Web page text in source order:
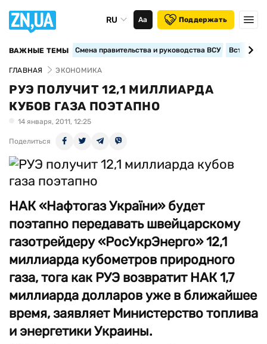
RU Аа Поддержать
ВАЖНЫЕ ТЕМЫ Смена правительства и руководства ВСУ
ГЛАВНАЯ ЭКОНОМИКА
РУЭ ПОЛУЧИТ 12,1 МИЛЛИАРДА
КУБОВ ГАЗА ПОЭТАПНО
14 января, 2011, 12:25
Поделиться
НАК «Нафтогаз України» будет
поэтапно передавать швейцарскому
газотрейдеру «РосУкрЭнерго» 12,1
миллиарда кубометров природного
газа, тога как РУЭ возвратит НАК 1,7
миллиарда долларов уже в ближайшее
время, заявляет Министерство топлива
и энергетики Украины.